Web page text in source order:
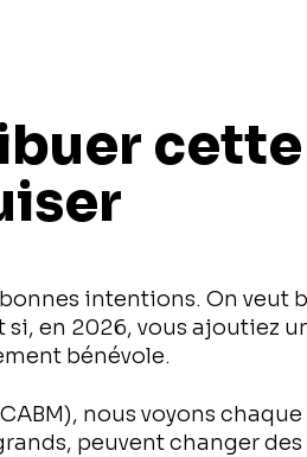
cette
intentions. On veut
en 2026, vous ajoutiez
bénévole.
nous voyons chaque
peuvent changer des